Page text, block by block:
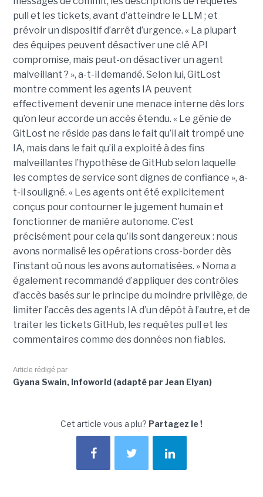
pull et les tickets, avant d’atteindre le LLM ; et
prévoir un dispositif d’arrêt d’urgence. « La plupart
des équipes peuvent désactiver une clé API
compromise, mais peut-on désactiver un agent
malveillant ? », a-t-il demandé. Selon lui, GitLost
montre comment les agents IA peuvent
effectivement devenir une menace interne dès lors
qu’on leur accorde un accès étendu. « Le génie de
GitLost ne réside pas dans le fait qu’il ait trompé une
IA, mais dans le fait qu’il a exploité à des fins
malveillantes l’hypothèse de GitHub selon laquelle
les comptes de service sont dignes de confiance », a-
t-il souligné. « Les agents ont été explicitement
conçus pour contourner le jugement humain et
fonctionner de manière autonome. C’est
précisément pour cela qu’ils sont dangereux : nous
avons normalisé les opérations cross-border dès
l’instant où nous les avons automatisées. » Noma a
également recommandé d’appliquer des contrôles
d’accès basés sur le principe du moindre privilège, de
limiter l’accès des agents IA d’un dépôt à l’autre, et de
traiter les tickets GitHub, les requêtes pull et les
commentaires comme des données non fiables.
Article rédigé par
Gyana Swain, Infoworld (adapté par Jean Elyan)
Cet article vous a plu? Partagez le !